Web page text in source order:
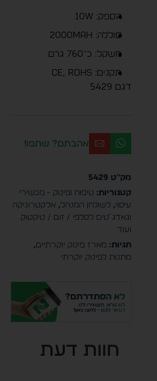
הספק: 10W
סוללה: 2000mAh
משקל: כ־760 גרם
תקנים: CE, RoHS
דגם 5429
אהבתם? שתפו!
מק"ט 5429
קטגוריות: טיפוח ופינוק - מכשירי
עיסוי, לשולחן המנהל, אלקטרוניקה
וגאדג´טים לסלפי / זום / טיקטוק
ועוד
תגיות: מארז פינוק יוקרתיים,
מתנות לפינוק יוקרתי
חוות דעת